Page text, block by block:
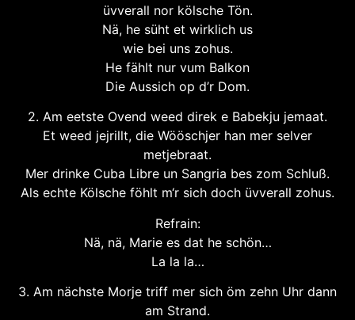
üvverall nor kölsche Tön.
Nä, he süht et wirklich us
wie bei uns zohus.
He fählt nur vum Balkon
Die Aussich op d’r Dom.
2. Am eetste Ovend weed direk e Babekju jemaat.
Et weed jejrillt, die Wööschjer han mer selver
metjebraat.
Mer drinke Cuba Libre un Sangria bes zom Schluß.
Als echte Kölsche föhlt m‘r sich doch üvverall zohus.
Refrain:
Nä, nä, Marie es dat he schön…
La la la…
3. Am nächste Morje triff mer sich öm zehn Uhr dann
am Strand.